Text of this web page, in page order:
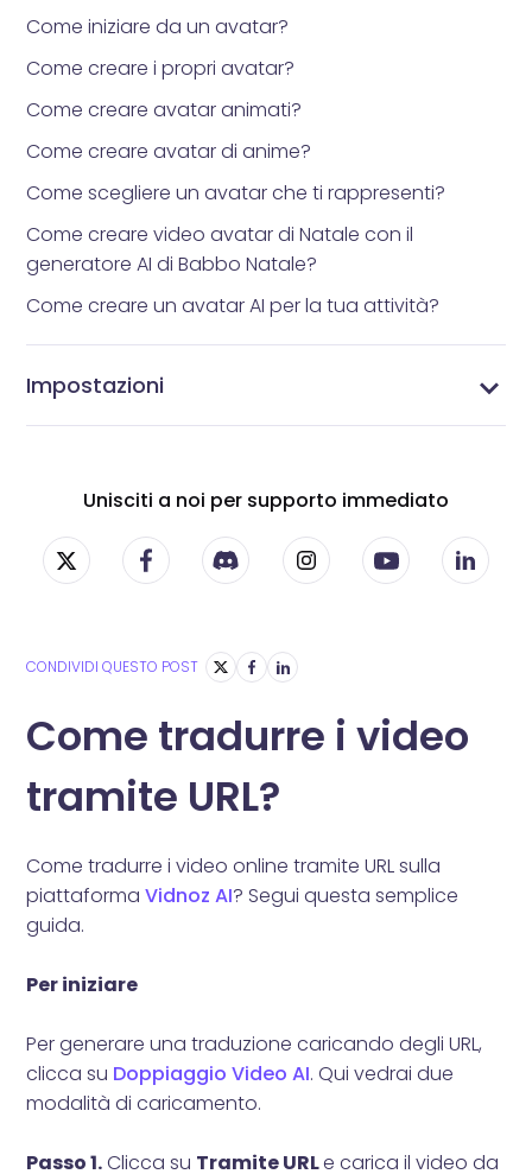
Come iniziare da un avatar?
Come creare i propri avatar?
Come creare avatar animati?
Come creare avatar di anime?
Come scegliere un avatar che ti rappresenti?
Come creare video avatar di Natale con il
generatore AI di Babbo Natale?
Come creare un avatar AI per la tua attività?
Impostazioni
Unisciti a noi per supporto immediato
CONDIVIDI QUESTO POST
Come tradurre i video
tramite URL?
Come tradurre i video online tramite URL sulla
piattaformaVidnoz AI? Segui questa semplice
guida.
Per iniziare
Per generare una traduzione caricando degli URL,
clicca su Doppiaggio Video AI. Qui vedrai due
modalità di caricamento.
Passo 1.Clicca su Tramite URLe carica il video da